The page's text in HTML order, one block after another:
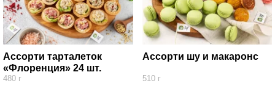
Ассорти тарталеток
«Флоренция» 24 шт.
480 г
Ассорти шу и макаронс
510 г